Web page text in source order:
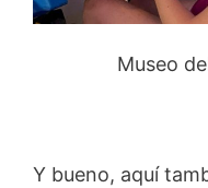
Museo
Y bueno, aquí